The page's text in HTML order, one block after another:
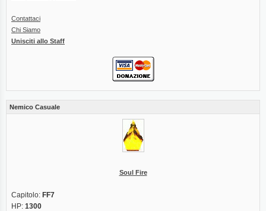
Contattaci
Chi Siamo
Unisciti allo Staff
Nemico Casuale
Soul Fire
Capitolo: FF7
HP: 1300